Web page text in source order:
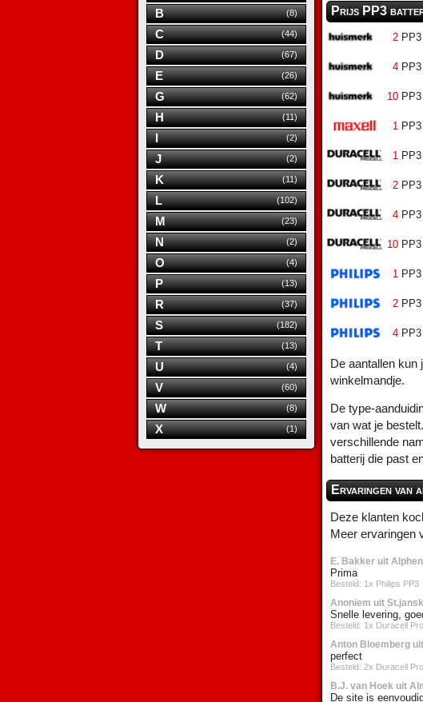
Prijs PP3
2
4
10
1
1
2
4
10
1
2
4
De aantallen kun
winkelmandje.
De type-
van wat je
verschillende
batterij die past
Ervaringen van
Deze klanten
Meer ervaringen
E. Bakker uit
Prima
Besteld: 1x Philips PP3
Anoniem uit
Snelle levering,
Besteld: 1x Duracell
Anton Bloemberg
perfect
Besteld: 2x Duracell
B.J. van Hoek uit
De site is
B (8)
C (44)
D (67)
E (26)
G (62)
H (11)
I (2)
J (2)
K (11)
L (102)
M (23)
N (2)
O (4)
P (13)
R (37)
S (182)
T (13)
U (4)
V (60)
W (8)
X (1)